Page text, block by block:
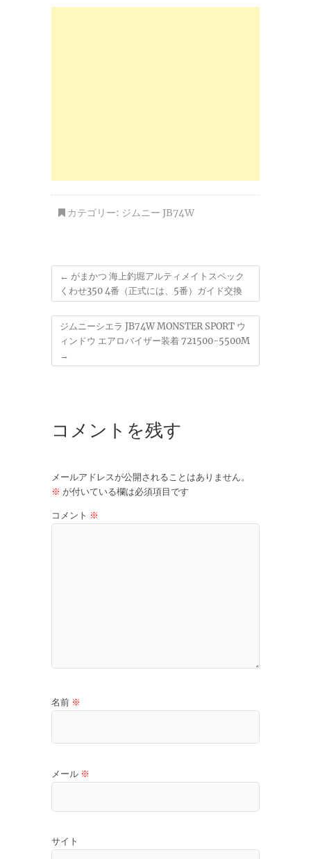
カテゴリー: ジムニー JB74W
← がまかつ 海上釣堀アルティメイトスペック
くわせ350 4番（正式には、5番）ガイド交換
ジムニーシエラ JB74W MONSTER SPORT ウ
ィンドウ エアロバイザー装着 721500-5500M
→
コメントを残す
メールアドレスが公開されることはありません。
※ が付いている欄は必須項目です
コメント ※
名前 ※
メール ※
サイト